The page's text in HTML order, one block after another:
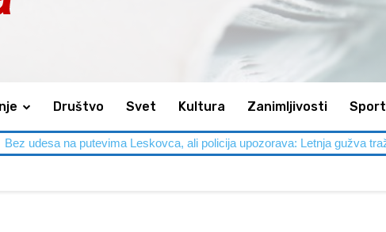
Društvo Svet Kultura Zanimljivosti Sport
Leskovca, ali policija upozorava: Letnja gužva traži dodatni oprez